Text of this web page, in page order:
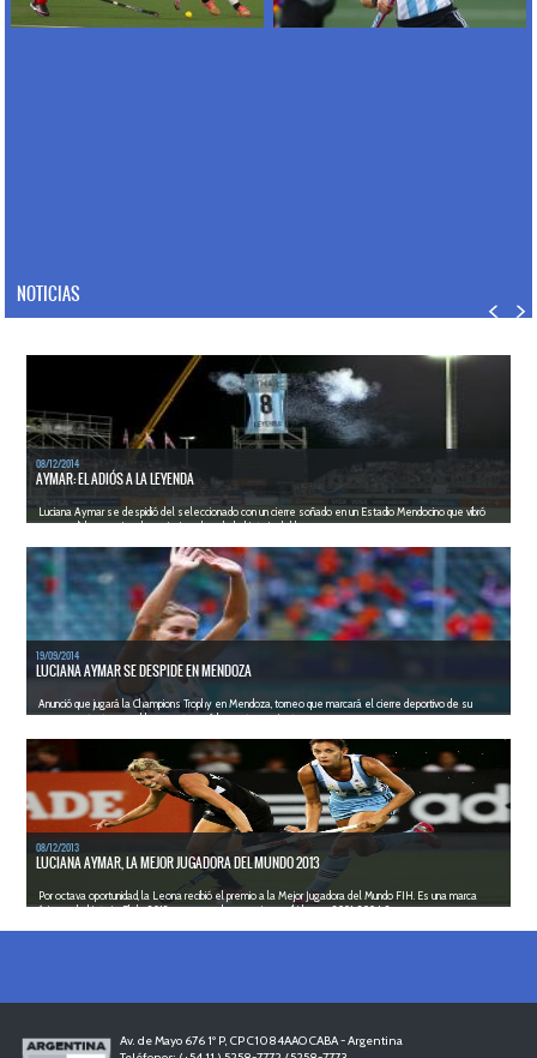
NOTICIAS
08/12/2014
AYMAR: EL ADIÓS A LA LEYENDA
Luciana Aymar se despidió del seleccionado con un cierre soñado en un Estadio Mendocino que vibró
para rendir homenaje a la mejor jugadora de la historia del h...
LEER MÁS
19/09/2014
LUCIANA AYMAR SE DESPIDE EN MENDOZA
Anunció que jugará la Champions Trophy en Mendoza, torneo que marcará el cierre deportivo de su
carrera, en tanto que el lunes retomará los entrenamient...
LEER MÁS
08/12/2013
LUCIANA AYMAR, LA MEJOR JUGADORA DEL MUNDO 2013
Por octava oportunidad, la Leona recibió el premio a la Mejor Jugadora del Mundo FIH. Es una marca
única en la historia. El de 2013 se suma a los premios recibidos en 2001, 2004, 2...
LEER MÁS
Av. de Mayo 676 1º P, CP C1084AAO CABA - Argentina